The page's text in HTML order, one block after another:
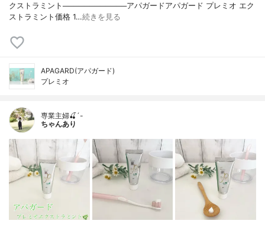
クストラミント────────────アパガードアパガード プレミオ エク
ストラミント価格 1…続きを見る
APAGARD(アパガード)
プレミオ
専業主婦🍒´-
ちゃんあり